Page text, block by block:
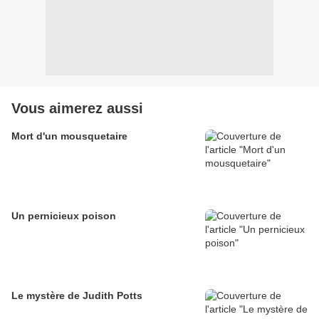
Vous aimerez aussi
Mort d'un mousquetaire
Un pernicieux poison
Le mystère de Judith Potts